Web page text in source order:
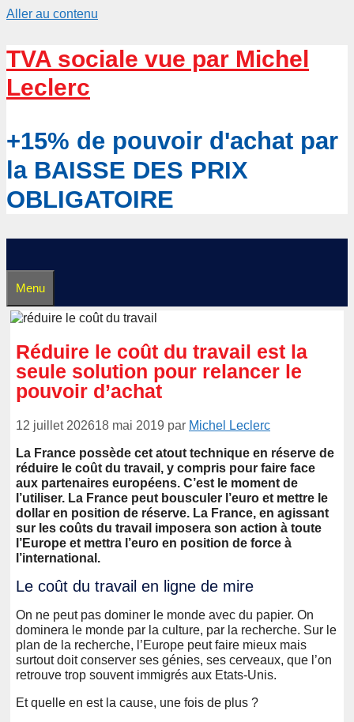
Aller au contenu
TVA sociale vue par Michel
Leclerc
+15% de pouvoir d'achat par
la BAISSE DES PRIX
OBLIGATOIRE
Menu
Réduire le coût du travail est la
seule solution pour relancer le
pouvoir d’achat
12 juillet 202618 mai 2019 par Michel Leclerc
La France possède cet atout technique en réserve de
réduire le coût du travail, y compris pour faire face
aux partenaires européens. C’est le moment de
l’utiliser. La France peut bousculer l’euro et mettre le
dollar en position de réserve. La France, en agissant
sur les coûts du travail imposera son action à toute
l’Europe et mettra l’euro en position de force à
l’international.
Le coût du travail en ligne de mire
On ne peut pas dominer le monde avec du papier. On
dominera le monde par la culture, par la recherche. Sur le
plan de la recherche, l’Europe peut faire mieux mais
surtout doit conserver ses génies, ses cerveaux, que l’on
retrouve trop souvent immigrés aux Etats-Unis.
Et quelle en est la cause, une fois de plus ?